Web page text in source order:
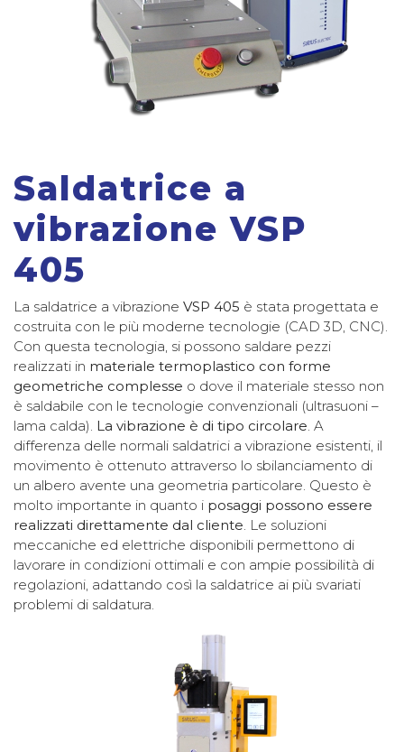
Saldatrice a
vibrazione VSP
405
La saldatrice a vibrazione VSP 405 è stata progettata e
costruita con le più moderne tecnologie (CAD 3D, CNC).
Con questa tecnologia, si possono saldare pezzi
realizzati in materiale termoplastico con forme
geometriche complesse o dove il materiale stesso non
è saldabile con le tecnologie convenzionali (ultrasuoni –
lama calda). La vibrazione è di tipo circolare. A
differenza delle normali saldatrici a vibrazione esistenti, il
movimento è ottenuto attraverso lo sbilanciamento di
un albero avente una geometria particolare. Questo è
molto importante in quanto i posaggi possono essere
realizzati direttamente dal cliente. Le soluzioni
meccaniche ed elettriche disponibili permettono di
lavorare in condizioni ottimali e con ampie possibilità di
regolazioni, adattando così la saldatrice ai più svariati
problemi di saldatura.